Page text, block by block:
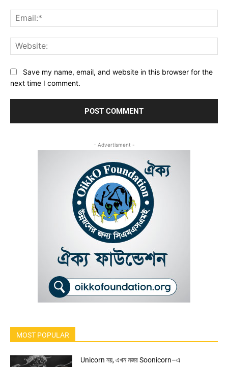
Save my name, email, and website in this browser for the
next time I comment.
- Advertisment -
MOST POPULAR
Unicorn নয়, এখন নজর Soonicorn–এ